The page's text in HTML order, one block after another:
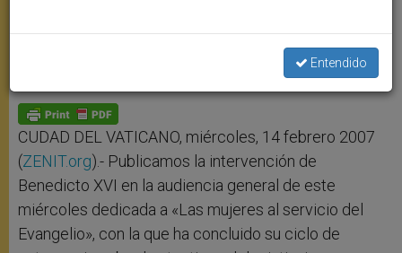
h
A
p
p
e
n
g
e
r
a
o
o
k
w
e
h
CUDAD DEL VATICANO, miércoles, 14 febrero 2007
(ZENIT.org).- Publicamos la intervención de
Benedicto XVI en la audiencia general de este
miércoles dedicada a «Las mujeres al servicio del
Evangelio», con la que ha concluido su ciclo de
Entendido